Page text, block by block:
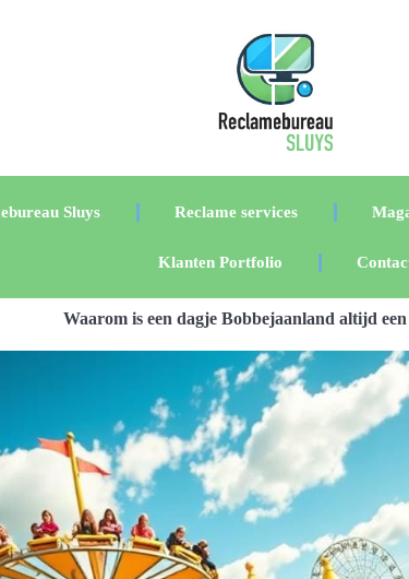
Sluys Reclame services
Klanten Portfolio
Waarom is een dagje Bobbejaanland altijd een